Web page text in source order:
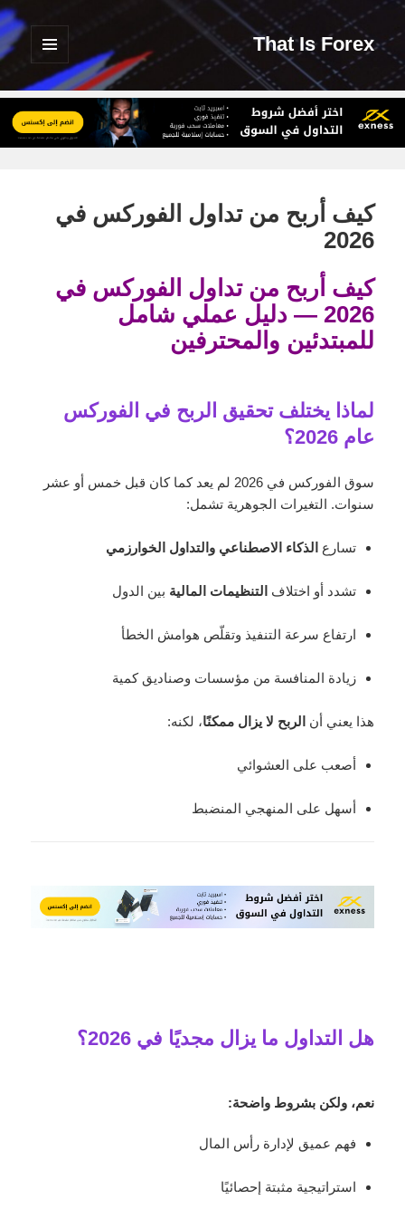
That Is Forex
القائمة
والودجات
كيف أربح من تداول الفوركس في
2026
كيف أربح من تداول الفوركس في
2026 — دليل عملي شامل
للمبتدئين والمحترفين
لماذا يختلف تحقيق الربح في الفوركس
عام 2026؟
سوق الفوركس في 2026 لم يعد كما كان قبل خمس أو عشر
سنوات. التغيرات الجوهرية تشمل:
تسارع الذكاء الاصطناعي والتداول الخوارزمي
تشدد أو اختلاف التنظيمات المالية بين الدول
ارتفاع سرعة التنفيذ وتقلّص هوامش الخطأ
زيادة المنافسة من مؤسسات وصناديق كمية
هذا يعني أن الربح لا يزال ممكنًا، لكنه:
أصعب على العشوائي
أسهل على المنهجي المنضبط
هل التداول ما يزال مجديًا في 2026؟
نعم، ولكن بشروط واضحة:
فهم عميق لإدارة رأس المال
استراتيجية مثبتة إحصائيًا